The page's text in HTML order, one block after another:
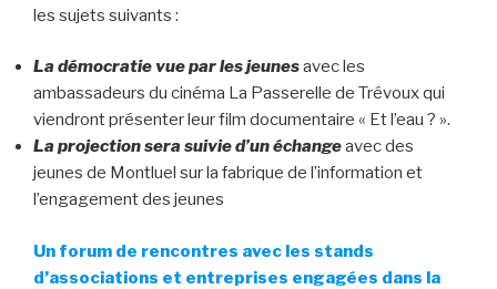
les sujets suivants :
La démocratie vue par les jeunesavec les
ambassadeurs du cinéma La Passerelle de Trévoux qui
viendront présenter leur film documentaire « Et l’eau ? ».
La projection sera suivie d’un échangeavec des
jeunes de Montluel sur la fabrique de l’information et
l’engagement des jeunes
Un forum de rencontres avec les stands
d’associations et entreprises engagées dans la